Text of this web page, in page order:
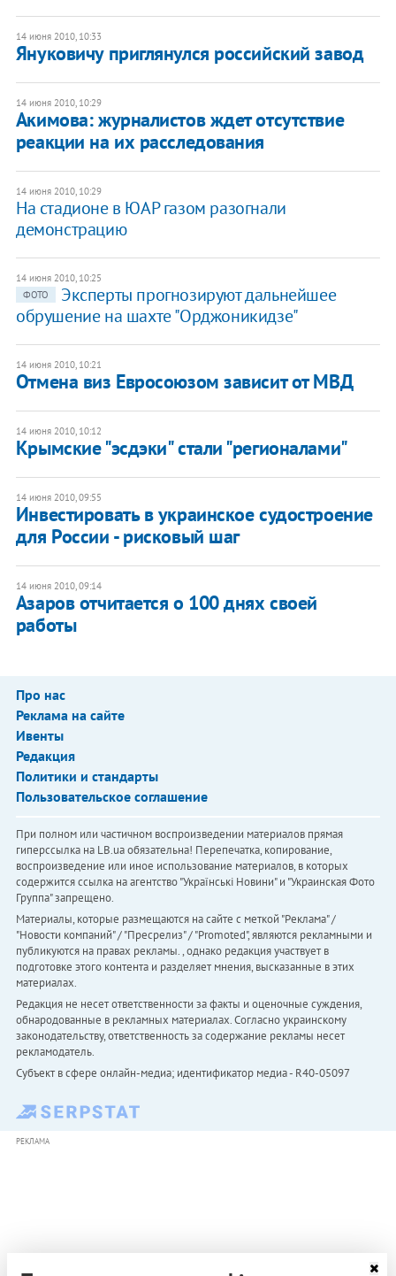
14 июня 2010, 10:33
Януковичу приглянулся российский завод
14 июня 2010, 10:29
Акимова: журналистов ждет отсутствие
реакции на их расследования
14 июня 2010, 10:29
На стадионе в ЮАР газом разогнали
демонстрацию
14 июня 2010, 10:25
ФОТО
Эксперты прогнозируют дальнейшее
обрушение на шахте "Орджоникидзе"
14 июня 2010, 10:21
Отмена виз Евросоюзом зависит от МВД
14 июня 2010, 10:12
Крымские "эсдэки" стали "регионалами"
14 июня 2010, 09:55
Инвестировать в украинское судостроение
для России - рисковый шаг
14 июня 2010, 09:14
Азаров отчитается о 100 днях своей
работы
Про нас
Реклама на сайте
Ивенты
Редакция
Политики и стандарты
Пользовательское соглашение
При полном или частичном воспроизведении материалов прямая
гиперссылка на LB.ua обязательна! Перепечатка, копирование,
воспроизведение или иное использование материалов, в которых
содержится ссылка на агентство "Українськi Новини" и "Украинская Фото
Группа" запрещено.
Материалы, которые размещаются на сайте с меткой "Реклама" /
"Новости компаний" / "Пресрелиз" / "Promoted", являются рекламными и
публикуются на правах рекламы. , однако редакция участвует в
подготовке этого контента и разделяет мнения, высказанные в этих
материалах.
Редакция не несет ответственности за факты и оценочные суждения,
обнародованные в рекламных материалах. Согласно украинскому
законодательству, ответственность за содержание рекламы несет
рекламодатель.
Субъект в сфере онлайн-медиа; идентификатор медиа - R40-05097
РЕКЛАМА